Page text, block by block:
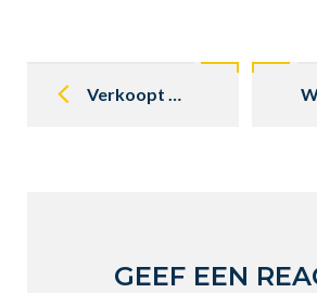
navigation
Verkoopt u Mercedes onderdelen?
GEEF EEN